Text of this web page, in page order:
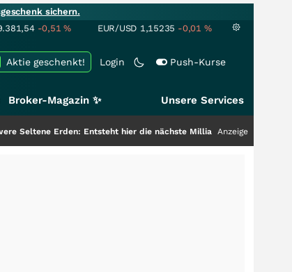
sichern.
-0,51% EUR/USD 1,15235 -0,01 %
Login Push-Kurse
Aktie geschenkt!
Broker-Magazin ✨ Unsere Services
Entsteht hier die nächste Milliardenstory?+++ Anzeige